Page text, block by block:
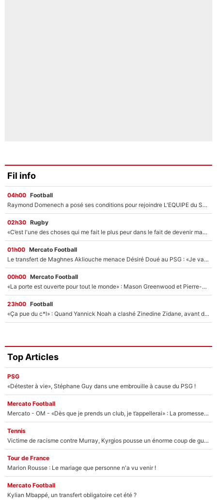
Fil info
04h00 Football
Raymond Domenech a posé ses conditions pour rejoindre L'EQUIPE du Soir : Il refuse de faire l'émission avec un autre chroniqueur !
02h30 Rugby
«C’est l'une des choses qui me fait le plus peur dans le fait de devenir maman» : En couple avec Antoine Dupont, Iris Mittenaere s'inquiète déjà pour ses futurs enfants !
01h00 Mercato Football
Le transfert de Maghnes Akliouche menace Désiré Doué au PSG : «Je valide à 200%»
00h00 Mercato Football
«La porte est ouverte pour tout le monde» : Mason Greenwood et Pierre-Emerick Aubameyang ont quitté l'OM, Amine Gouiri balance sur la suite du mercato et sur la réaction du vestiaire !
23h00 Football
«Ça pue du c*l» : Quand Yannick Noah a clashé Zinedine Zidane, avant de se faire recadrer par le nouveau sélectionneur de l'équipe de France !
Top Articles
PSG
«Détester à vie», Stéphane Guy dans une embrouille à cause du PSG !
Mercato Football
Mercato - OM - «Dès que je prends un club, je t’appellerai» : La promesse de Marcelino au moment de claquer la porte
Tennis
Victime de racisme contre Murray, Kyrgios pousse un énorme coup de gueule !
Tour de France
Marion Rousse : Le mariage que personne n'a vu venir !
Mercato Football
Kylian Mbappé, un transfert obligatoire cet été ?